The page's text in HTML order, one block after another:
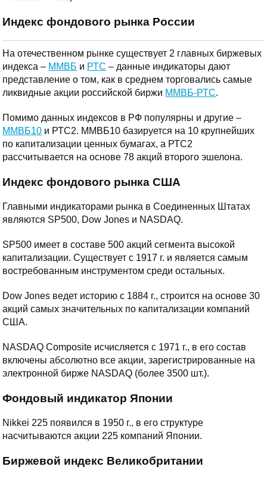
Индекс фондового рынка России
На отечественном рынке существует 2 главных биржевых
индекса – ММВБ и РТС – данные индикаторы дают
представление о том, как в среднем торговались самые
ликвидные акции российской биржи ММВБ-РТС.
Помимо данных индексов в РФ популярны и другие –
ММВБ10 и РТС2. ММВБ10 базируется на 10 крупнейших
по капитализации ценных бумагах, а РТС2
рассчитывается на основе 78 акций второго эшелона.
Индекс фондового рынка США
Главными индикаторами рынка в Соединенных Штатах
являются SP500, Dow Jones и NASDAQ.
SP500 имеет в составе 500 акций сегмента высокой
капитализации. Существует с 1917 г. и является самым
востребованным инструментом среди остальных.
Dow Jones ведет историю с 1884 г., строится на основе 30
акций самых значительных по капитализации компаний
США.
NASDAQ Composite исчисляется с 1971 г., в его состав
включены абсолютно все акции, зарегистрированные на
электронной бирже NASDAQ (более 3500 шт.).
Фондовый индикатор Японии
Nikkei 225 появился в 1950 г., в его структуре
насчитываются акции 225 компаний Японии.
Биржевой индекс Великобритании